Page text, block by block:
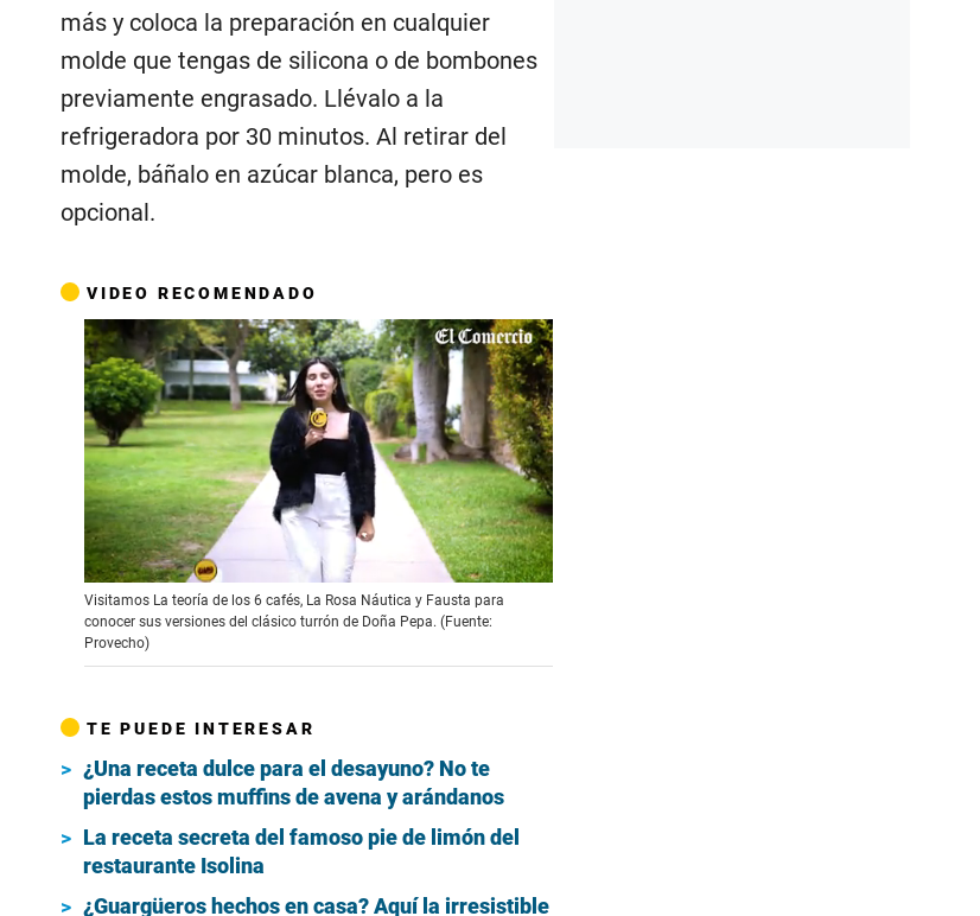
más y coloca la preparación en cualquier
molde que tengas de silicona o de bombones
previamente engrasado. Llévalo a la
refrigeradora por 30 minutos. Al retirar del
molde, báñalo en azúcar blanca, pero es
opcional.
VIDEO RECOMENDADO
0
s
e
c
o
s
f
5
m
n
t
Visitamos La teoría de los 6 cafés, La Rosa Náutica y Fausta para
conocer sus versiones del clásico turrón de Doña Pepa. (Fuente:
Provecho)
TE PUEDE INTERESAR
¿Una receta dulce para el desayuno? No te
pierdas estos muffins de avena y arándanos
La receta secreta del famoso pie de limón del
restaurante Isolina
¿Guargüeros hechos en casa? Aquí la irresistible